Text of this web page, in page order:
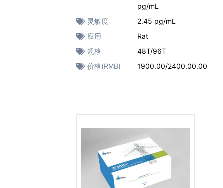
pg/mL
灵敏度
2.45 pg/mL
应用
Rat
规格
48T/96T
价格(RMB)
1900.00/2400.00.00